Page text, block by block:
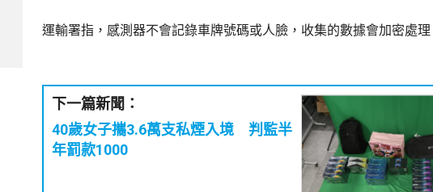
運輸署指，感測器不會記錄車牌號碼或人臉，收集的數據會加密處
下一篇新聞：
40歲女子攜3.6萬支私煙入境 判監半
年罰款1000